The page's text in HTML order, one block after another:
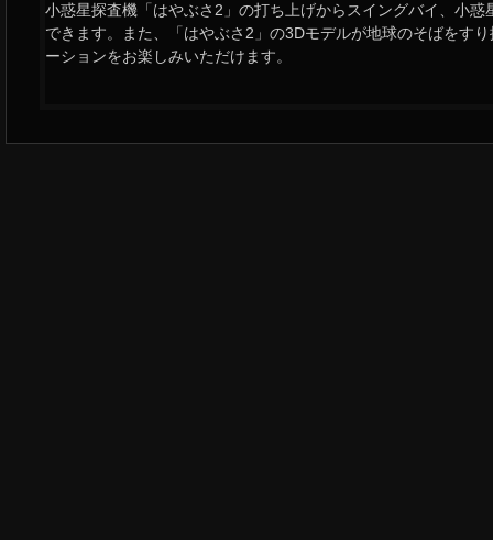
小惑星探査機「はやぶさ2」の打ち上げからスイングバイ、小
できます。また、「はやぶさ2」の3Dモデルが地球のそばをす
ーションをお楽しみいただけます。